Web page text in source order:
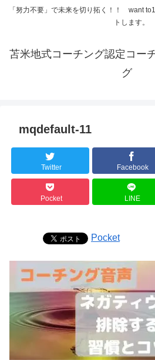
「努力不要」で未来を切り拓く！！ want
トします。
苫米地式コーチング認定コ
グ
mqdefault-11
Twitter Facebook
Pocket LINE
Pocket